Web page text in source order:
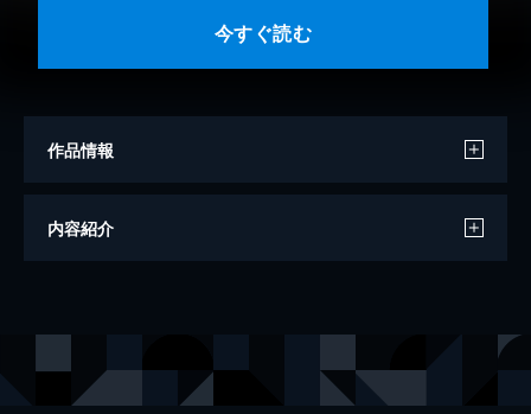
今すぐ読む
作品情報
著者
内容紹介